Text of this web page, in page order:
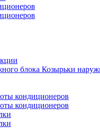
блока Козырьки
кондиционеров
кондиционеров